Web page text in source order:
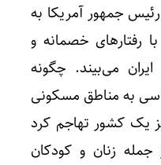
رئیس جمهور آمریکا به
رفتارهای خصمانه و
می‌بیند. چگونه
به مناطق مسکونی
یک کشور تهاجم کرد
زنان و کودکان